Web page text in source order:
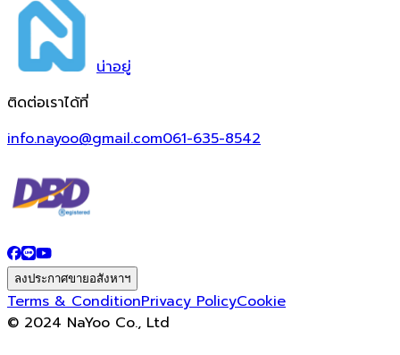
น่าอยู่
ติดต่อเราได้ที่
info.nayoo@gmail.com061-635-8542
ลงประกาศขายอสังหาฯ
Terms & ConditionPrivacy PolicyCookie
© 2024 NaYoo Co., Ltd